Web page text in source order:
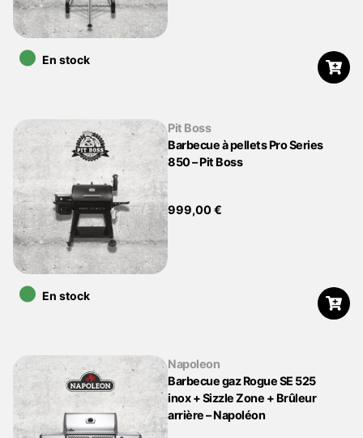
•En stock
Pit Boss
Barbecue à pellets Pro Series
850 – Pit Boss
999,00€
•En stock
Napoleon
Barbecue gaz Rogue SE 525
inox + Sizzle Zone + Brûleur
arrière – Napoléon